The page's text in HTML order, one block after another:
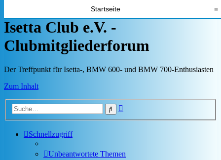
Startseite ≡
Isetta Club e.V. -
Clubmitgliederforum
Der Treffpunkt für Isetta-, BMW 600- und BMW 700-Enthusiasten
Zum Inhalt
Suche
Schnellzugriff
Unbeantwortete Themen